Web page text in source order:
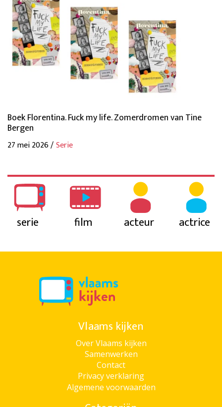
Boek Florentina. Fuck my life. Zomerdromen van Tine
Bergen
27 mei 2026 /Serie
serie film acteur actrice
Vlaams kijken
Over Vlaams kijken
Samenwerken
Contact
Privacy verklaring
Algemene voorwaarden